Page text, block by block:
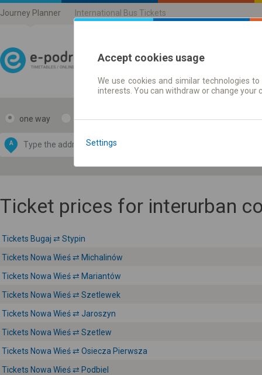
Journey Planner International Bus Tickets
Journey planner |
one way return
A
by
OpenStreetMap
Ticket prices for interurban
Tickets Bugaj ⇄ Stypin
Tickets Nowa Wieś ⇄ Michalinów
Tickets Nowa Wieś ⇄ Mariantów
Tickets Nowa Wieś ⇄ Szetlewek
Tickets Nowa Wieś ⇄ Jaroszyn
Tickets Nowa Wieś ⇄ Szetlew
Tickets Nowa Wieś ⇄ Osiecza Pierwsza
Tickets Nowa Wieś ⇄ Podbiel
Accept cookies usage
We use cookies and similar technologies
interests. You can withdraw or change
Settings